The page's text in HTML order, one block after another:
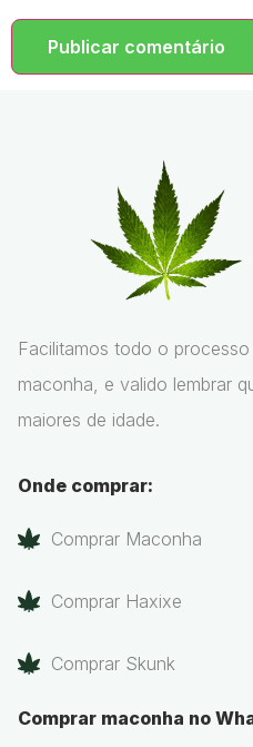
Facilitamos todo o
maconha, e valido lembrar
maiores de idade.
Onde comprar:
Comprar Maconha
Comprar Haxixe
Comprar Skunk
Comprar maconha no